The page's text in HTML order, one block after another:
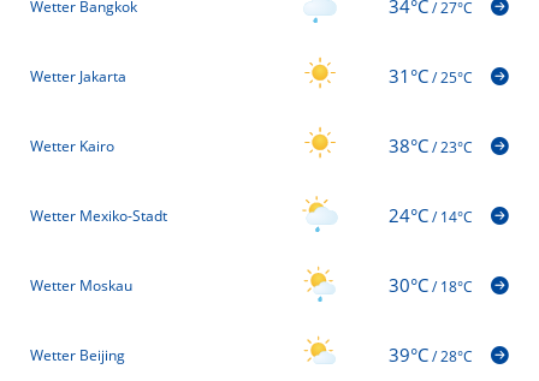
Wetter Bangkok 34°C/27°C
Wetter Jakarta 31°C/25°C
Wetter Kairo 38°C/23°C
Wetter Mexiko-Stadt 24°C/14°C
Wetter Moskau 30°C/18°C
Wetter Beijing 39°C/28°C